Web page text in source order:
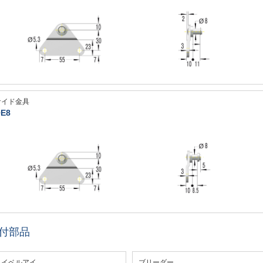
ド金具
部品